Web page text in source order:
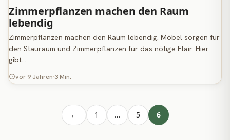
Zimmerpflanzen machen den Raum
lebendig
Zimmerpflanzen machen den Raum lebendig. Möbel sorgen für
den Stauraum und Zimmerpflanzen für das nötige Flair. Hier
gibt…
vor 9 Jahren 3 Min.
← 1 … 5 6